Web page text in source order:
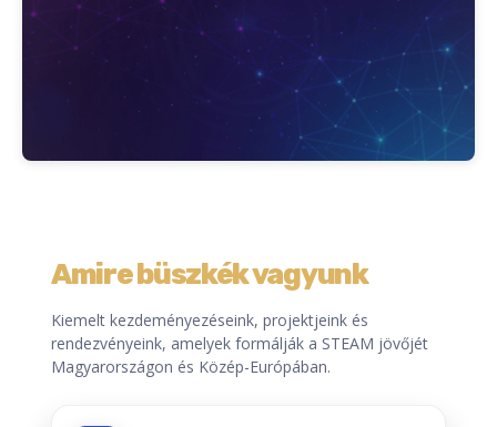
Amire büszkék vagyunk
Kiemelt kezdeményezéseink, projektjeink és
rendezvényeink, amelyek formálják a STEAM jövőjét
Magyarországon és Közép-Európában.